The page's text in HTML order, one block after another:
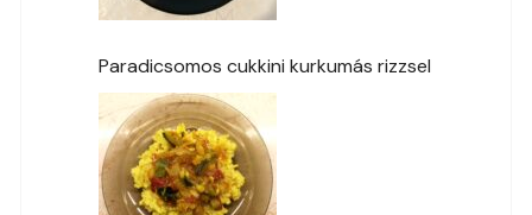
Paradicsomos cukkini kurkumás rizzsel